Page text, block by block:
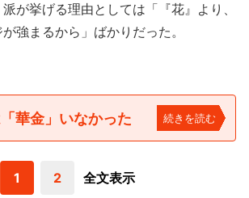
が挙げる理由としては「『花』より、
強まるから」ばかりだった。
華金」いなかった 続きを読む
1 2 全文表示